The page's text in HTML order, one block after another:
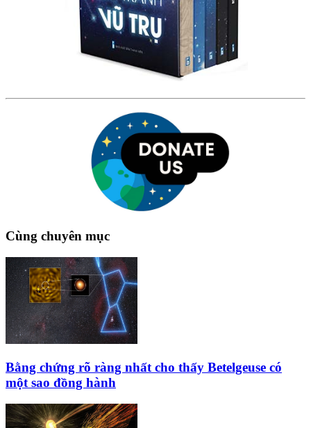
Cùng chuyên mục
Bằng chứng rõ ràng nhất cho thấy Betelgeuse có
một sao đồng hành